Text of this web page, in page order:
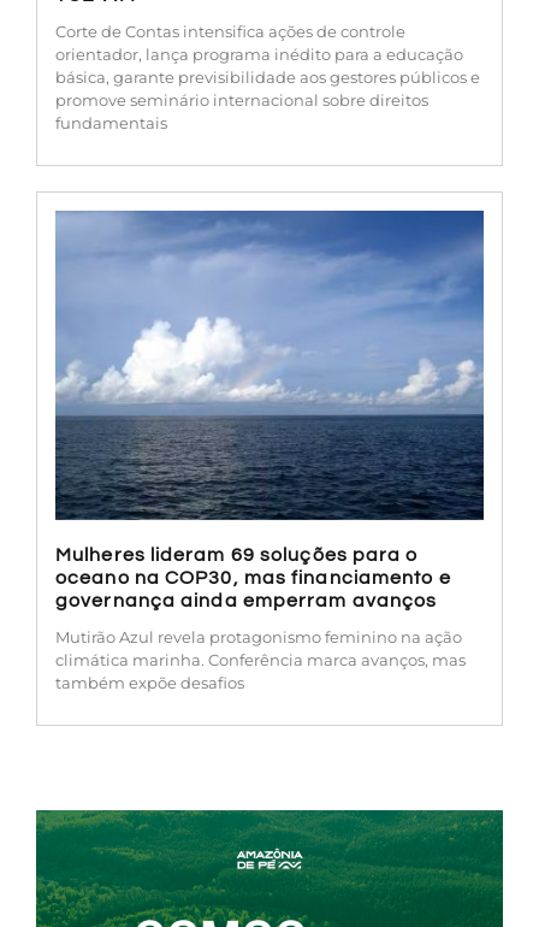
Corte de Contas intensifica ações de controle
orientador, lança programa inédito para a educação
básica, garante previsibilidade aos gestores públicos e
promove seminário internacional sobre direitos
fundamentais
Mulheres lideram 69 soluções para o
oceano na COP30, mas financiamento e
governança ainda emperram avanços
Mutirão Azul revela protagonismo feminino na ação
climática marinha. Conferência marca avanços, mas
também expõe desafios